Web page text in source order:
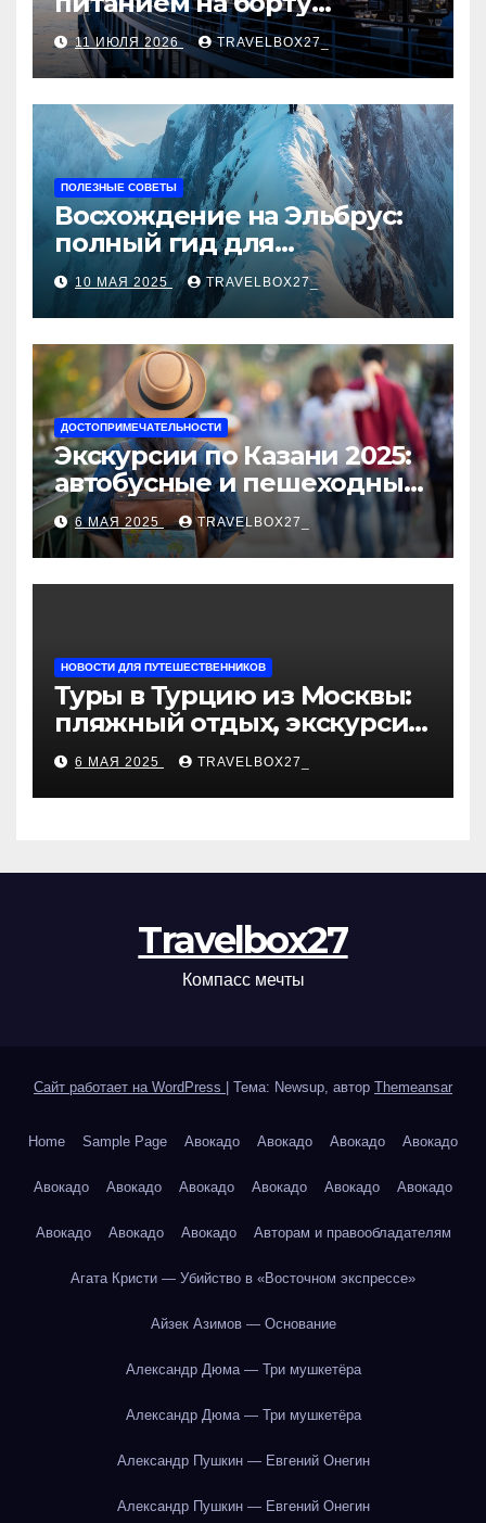
теплохода
11 ИЮЛЯ 2026 TRAVELBOX27_
ПОЛЕЗНЫЕ СОВЕТЫ
Восхождение на Эльбрус:
полный гид для
покорителя высочайшей
вершины Европы
10 МАЯ 2025 TRAVELBOX27_
ДОСТОПРИМЕЧАТЕЛЬНОСТИ
Экскурсии по Казани 2025:
автобусные и пешеходные
туры от туроператора
«Казан360»
6 МАЯ 2025 TRAVELBOX27_
НОВОСТИ ДЛЯ ПУТЕШЕСТВЕННИКОВ
Туры в Турцию из Москвы:
пляжный отдых, экскурсии
и лучшие курорты
6 МАЯ 2025 TRAVELBOX27_
Travelbox27
Компасс мечты
Сайт работает на WordPress Тема: Newsup, автор Themeansar
Home Sample Page Авокадо Авокадо Авокадо Авокадо
Авокадо Авокадо Авокадо Авокадо Авокадо Авокадо
Авокадо Авокадо Авокадо Авторам и правообладателям
Агата Кристи — Убийство в «Восточном экспрессе»
Айзек Азимов — Основание
Александр Дюма — Три мушкетёра
Александр Дюма — Три мушкетёра
Александр Пушкин — Евгений Онегин
Александр Пушкин — Евгений Онегин